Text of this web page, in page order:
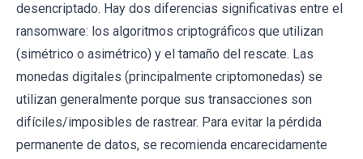
desencriptado. Hay dos diferencias significativas entre el
ransomware: los algoritmos criptográficos que utilizan
(simétrico o asimétrico) y el tamaño del rescate. Las
monedas digitales (principalmente criptomonedas) se
utilizan generalmente porque sus transacciones son
difíciles/imposibles de rastrear. Para evitar la pérdida
permanente de datos, se recomienda encarecidamente